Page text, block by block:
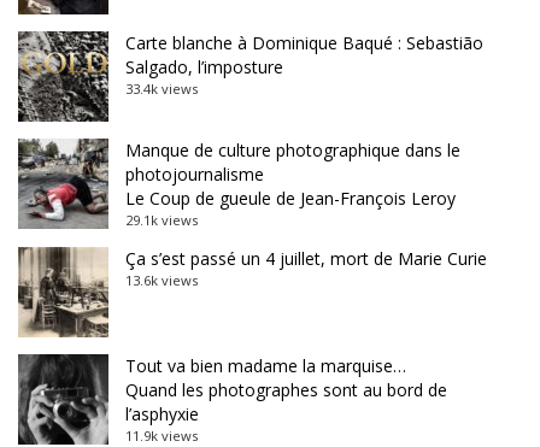
Carte blanche à Dominique Baqué : Sebastião
Salgado, l’imposture
33.4k views
Manque de culture photographique dans le
photojournalisme
Le Coup de gueule de Jean-François Leroy
29.1k views
Ça s’est passé un 4 juillet, mort de Marie Curie
13.6k views
Tout va bien madame la marquise…
Quand les photographes sont au bord de
l’asphyxie
11.9k views